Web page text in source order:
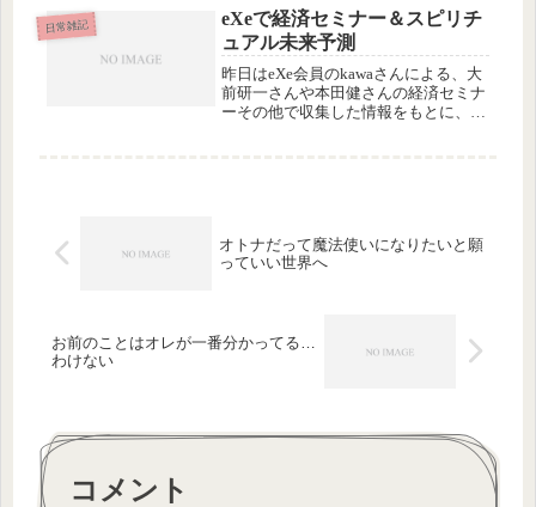
うかこの…「前よりダサくなった
ね〜！」って隣のATMを使っていた
若...
日常雑記
eXeで経済セミナー＆スピリチ
ュアル未来予測
昨日はeXe会員のkawaさんによる、大
前研一さんや本田健さんの経済セミナ
ーその他で収集した情報をもとに、現
オトナだって魔法使いになりたいと願
っていい世界へ
お前のことはオレが一番分かってる…
わけない
コメント